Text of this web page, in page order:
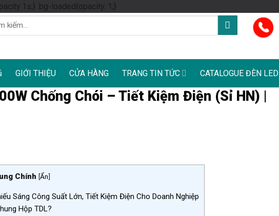
1s;} .bg-loaded{opacity: 1;}Skip
to
GIỚI THIỆU CỬA HÀNG TRANG TIN TỨC CATALOGUE ĐÈN LED
Chống Chói – Tiết Kiệm Điện (Sỉ HN) |
Chính [Ẩn]
Sáng Công Suất Lớn, Tiết Kiệm Điện Cho Doanh Nghiệp
Hộp TDL?